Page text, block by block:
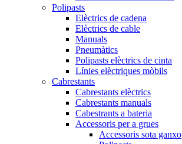
Polipasts
Elèctrics de cadena
Elèctrics de cable
Manuals
Pneumàtics
Polipasts elèctrics de cinta
Línies elèctriques mòbils
Cabrestants
Cabrestants elèctrics
Cabrestants manuals
Cabestrants a bateria
Accessoris per a grues
Accessoris sota ganxo